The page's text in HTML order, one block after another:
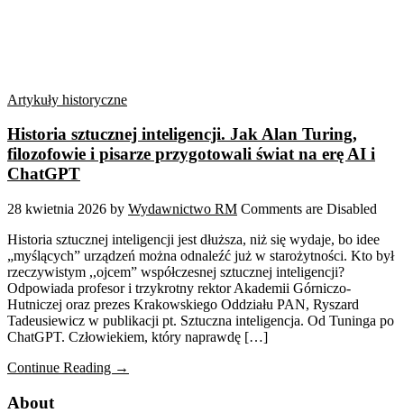
Artykuły historyczne
Historia sztucznej inteligencji. Jak Alan Turing,
filozofowie i pisarze przygotowali świat na erę AI i
ChatGPT
28 kwietnia 2026 by Wydawnictwo RM Comments are Disabled
Historia sztucznej inteligencji jest dłuższa, niż się wydaje, bo idee
„myślących” urządzeń można odnaleźć już w starożytności. Kto był
rzeczywistym ,,ojcem” współczesnej sztucznej inteligencji?
Odpowiada profesor i trzykrotny rektor Akademii Górniczo-
Hutniczej oraz prezes Krakowskiego Oddziału PAN, Ryszard
Tadeusiewicz w publikacji pt. Sztuczna inteligencja. Od Tuninga po
ChatGPT. Człowiekiem, który naprawdę […]
Continue Reading →
About